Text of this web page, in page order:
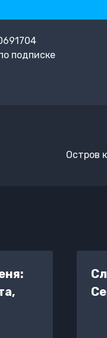
подписке
Остров